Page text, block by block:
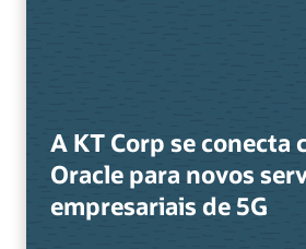
A KT Corp se conecta
Oracle para novos
empresariais de 5G